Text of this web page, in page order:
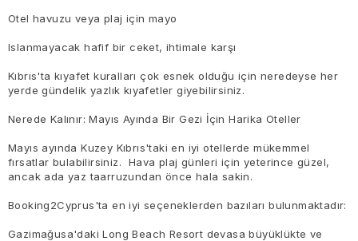
Otel havuzu veya plaj için mayo
Islanmayacak hafif bir ceket, ihtimale karşı
Kıbrıs'ta kıyafet kuralları çok esnek olduğu için neredeyse her
yerde gündelik yazlık kıyafetler giyebilirsiniz.
Nerede Kalınır: Mayıs Ayında Bir Gezi İçin Harika Oteller
Mayıs ayında Kuzey Kıbrıs'taki en iyi otellerde mükemmel
fırsatlar bulabilirsiniz. Hava plaj günleri için yeterince güzel,
ancak ada yaz taarruzundan önce hala sakin.
Booking2Cyprus'ta en iyi seçeneklerden bazıları bulunmaktadır:
Gazimağusa'daki Long Beach Resort devasa büyüklükte ve